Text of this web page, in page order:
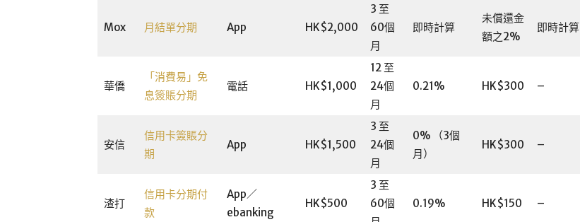
Mox 月結單分期 App HK$2,000
3 至
60個
月
即時計算
未償還金
額之2%
即時計算
華僑
「消費易」免
息簽賬分期
電話 HK$1,000
12 至
24個
月
0.21% HK$300 –
安信
信用卡簽賬分
期
App HK$1,500
3 至
24個
月
0% （3個
月）
HK$300 –
渣打
信用卡分期付
款
App／
ebanking
HK$500
3 至
60個
0.19% HK$150 –